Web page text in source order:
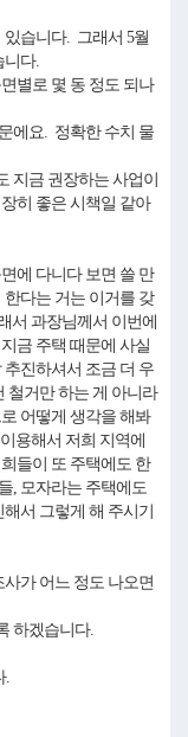
있습니다. 그래서 5월
니다.
별로 몇 동 정도 되나
에요. 정확한 수치 물
지금 권장하는 사업이
히 좋은 시책일 같아
에 다니다 보면 쓸 만
다는 거는 이거를 갖
서 과장님께서 이번에
금 주택 때문에 사실
진하셔서 조금 더 우
철거만 하는 게 아니라
어떻게 생각을 해봐
용해서 저희 지역에
들이 또 주택에도 한
, 모자라는 주택에도
서 그렇게 해 주시기
가 어느 정도 나오면
하겠습니다.
.